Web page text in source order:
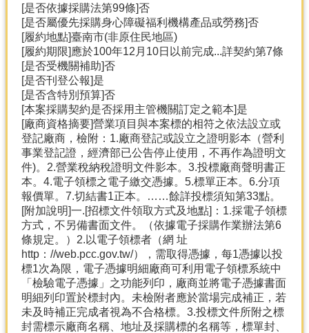
[是否依據採購法第99條]否
[是否屬優先採購身心障礙福利機構產品或勞務]否
[履約地點]臺南市(非原住民地區)
[履約期限]應於100年12月10日以前完成...詳契約第7條
[是否受機關補助]否
[是否刊登公報]是
[是否含特別預算]否
[本案採購契約是否採用主管機關訂定之範本]是
[廠商資格摘要]營業項目與本案標的相符之依法設立或
登記廠商，檢附：1.廠商登記或設立之證明影本（營利
事業登記證，經濟部已公告停止使用，不再作為證明文
件)。2.營業稅納稅證明文件影本。3.投標廠商聲明書正
本。4.電子領標之電子繳交憑據。5.標單正本。6.分項
報價單。7.切結書1正本。……餘詳投標須知第33點。
[附加說明]一.[招標文件領取方式及地點]：1.採電子領標
方式，不另備書面文件。（依據電子採購作業辦法第6
條規定。）2.以電子領標者（網 址
http：//web.pcc.gov.tw/），需取得憑據，每1憑據以投
標1次為限，電子憑據明細廠商可利用電子領標系統中
「檢驗電子憑據」之功能列印，廠商並將電子憑據書面
明細列印置於標封內。未檢附者應於當場完成補正，若
未及時補正完成者視為不合格標。3.投標文件所附之標
封需標示廠商名稱、地址及採購標的名稱等，標單封、